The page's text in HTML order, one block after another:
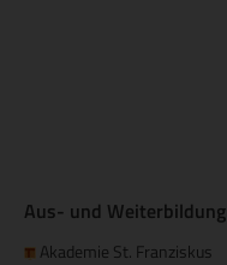
Aus- und Weiterbildung
Akademie St. Franziskus